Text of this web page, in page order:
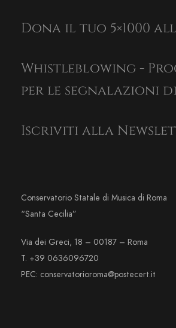
Dona il tuo 5×1000
Whistleblowing -
per le segnalazioni
Iscriviti alla
Conservatorio Statale di Musica di Roma
“Santa Cecilia”
Via dei Greci, 18 – 00187 – Roma
T. +39 0636096720
PEC: conservatorioroma@postecert.it